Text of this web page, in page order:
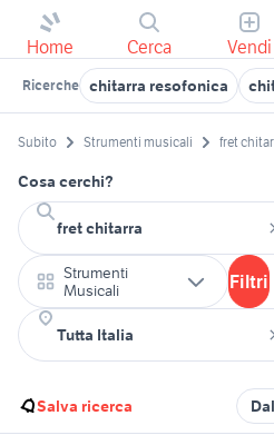
Home Cerca Vendi
Ricerche chitarra resofonica
Subito Strumenti musicali fret
Cosa cerchi?
Strumenti
Musicali
Filtri
Salva ricerca